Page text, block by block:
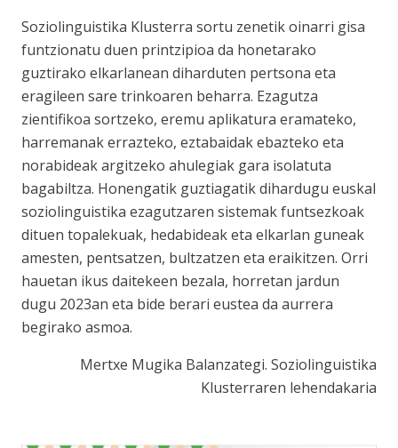
Soziolinguistika Klusterra sortu zenetik oinarri gisa
funtzionatu duen printzipioa da honetarako
guztirako elkarlanean diharduten pertsona eta
eragileen sare trinkoaren beharra. Ezagutza
zientifikoa sortzeko, eremu aplikatura eramateko,
harremanak errazteko, eztabaidak ebazteko eta
norabideak argitzeko ahulegiak gara isolatuta
bagabiltza. Honengatik guztiagatik dihardugu euskal
soziolinguistika ezagutzaren sistemak funtsezkoak
dituen topalekuak, hedabideak eta elkarlan guneak
amesten, pentsatzen, bultzatzen eta eraikitzen. Orri
hauetan ikus daitekeen bezala, horretan jardun
dugu 2023an eta bide berari eustea da aurrera
begirako asmoa.
Mertxe Mugika Balanzategi. Soziolinguistika
Klusterraren lehendakaria